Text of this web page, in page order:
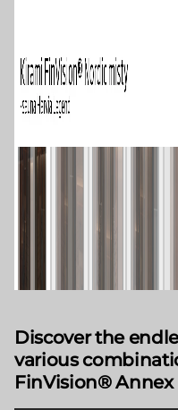
Discover the
various
FinVision®